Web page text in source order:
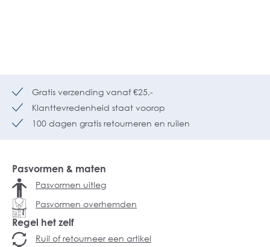
Gratis verzending vanaf €25,-
Klanttevredenheid staat voorop
100 dagen gratis retourneren en ruilen
Pasvormen & maten
Pasvormen uitleg
Pasvormen overhemden
Regel het zelf
Ruil of retourneer een artikel